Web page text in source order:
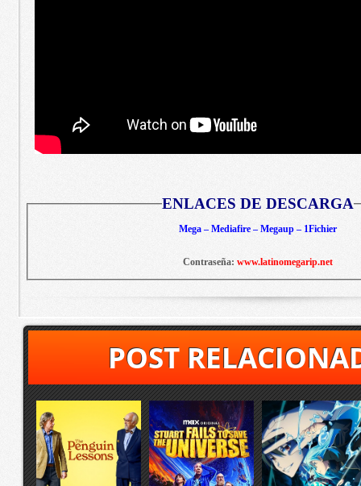
ENLACES DE DESCARGA
Mega – Mediafire – Megaup – 1Fichier
Contraseña: www.latinomegarip.net
POST